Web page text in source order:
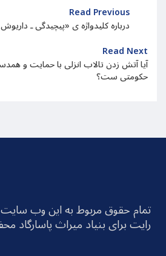
Read Previous
درباره کلیدواژه ی «پیچیدگی ـ
Read Next
آیا آتش زدن تالاب انزلی با حمایت و
حکومتی ست؟
تمام حقوق مربوط به این وب
رایت برای بنیاد میراث پاسارگاد